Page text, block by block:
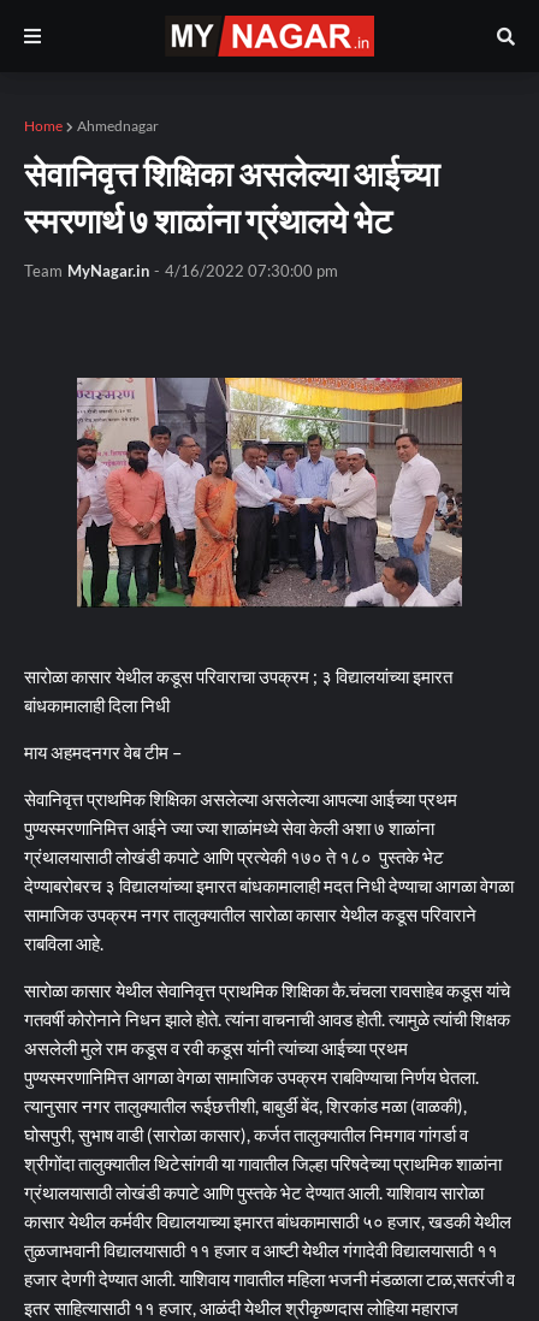
Home Ahmednagar
सेवानिवृत्त शिक्षिका असलेल्या आईच्या
स्मरणार्थ ७ शाळांना ग्रंथालये भेट
Team MyNagar.in - 4/16/2022 07:30:00 pm
सारोळा कासार येथील कडूस परिवाराचा उपक्रम ; ३ विद्यालयांच्या इमारत
बांधकामालाही दिला निधी
माय अहमदनगर वेब टीम –
सेवानिवृत्त प्राथमिक शिक्षिका असलेल्या असलेल्या आपल्या आईच्या प्रथम
पुण्यस्मरणानिमित्त आईने ज्या ज्या शाळांमध्ये सेवा केली अशा ७ शाळांना
ग्रंथालयासाठी लोखंडी कपाटे आणि प्रत्येकी १७० ते १८० पुस्तके भेट
देण्याबरोबरच ३ विद्यालयांच्या इमारत बांधकामालाही मदत निधी देण्याचा आगळा वेगळा
सामाजिक उपक्रम नगर तालुक्यातील सारोळा कासार येथील कडूस परिवाराने
राबविला आहे.
सारोळा कासार येथील सेवानिवृत्त प्राथमिक शिक्षिका कै.चंचला रावसाहेब कडूस यांचे
गतवर्षी कोरोनाने निधन झाले होते. त्यांना वाचनाची आवड होती. त्यामुळे त्यांची शिक्षक
असलेली मुले राम कडूस व रवी कडूस यांनी त्यांच्या आईच्या प्रथम
पुण्यस्मरणानिमित्त आगळा वेगळा सामाजिक उपक्रम राबविण्याचा निर्णय घेतला.
त्यानुसार नगर तालुक्यातील रूईछत्तीशी, बाबुर्डी बेंद, शिरकांड मळा (वाळकी),
घोसपुरी, सुभाष वाडी (सारोळा कासार), कर्जत तालुक्यातील निमगाव गांगर्डा व
श्रीगोंदा तालुक्यातील थिटेसांगवी या गावातील जिल्हा परिषदेच्या प्राथमिक शाळांना
ग्रंथालयासाठी लोखंडी कपाटे आणि पुस्तके भेट देण्यात आली. याशिवाय सारोळा
कासार येथील कर्मवीर विद्यालयाच्या इमारत बांधकामासाठी ५० हजार, खडकी येथील
तुळजाभवानी विद्यालयासाठी ११ हजार व आष्टी येथील गंगादेवी विद्यालयासाठी ११
हजार देणगी देण्यात आली. याशिवाय गावातील महिला भजनी मंडळाला टाळ,सतरंजी व
इतर साहित्यासाठी ११ हजार, आळंदी येथील श्रीकृष्णदास लोहिया महाराज